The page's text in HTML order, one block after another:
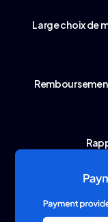
Large choix de